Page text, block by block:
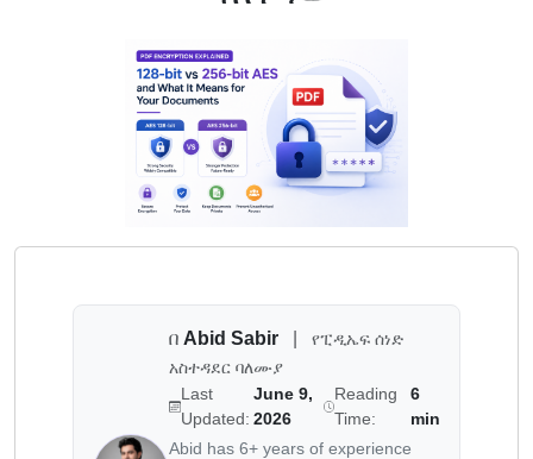
በ Abid Sabir
የፒዲኤፍ ሰነድ
አስተዳደር ባለሙያ
Last
Updated:
June 9,
2026
Reading
Time:
6
min
Abid has 6+ years of experience